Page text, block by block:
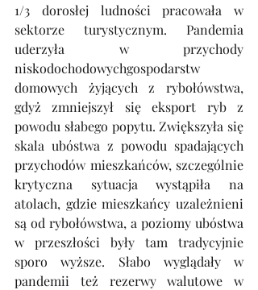
1/3 dorosłej ludności pracowała w
sektorze turystycznym. Pandemia
uderzyła w przychody
niskodochodowychgospodarstw
domowych żyjących z rybołówstwa,
gdyż zmniejszył się eksport ryb z
powodu słabego popytu. Zwiększyła się
skala ubóstwa z powodu spadających
przychodów mieszkańców, szczególnie
krytyczna sytuacja wystąpiła na
atolach, gdzie mieszkańcy uzależnieni
są od rybołówstwa, a poziomy ubóstwa
w przeszłości były tam tradycyjnie
sporo wyższe. Słabo wyglądały w
pandemii też rezerwy walutowe w